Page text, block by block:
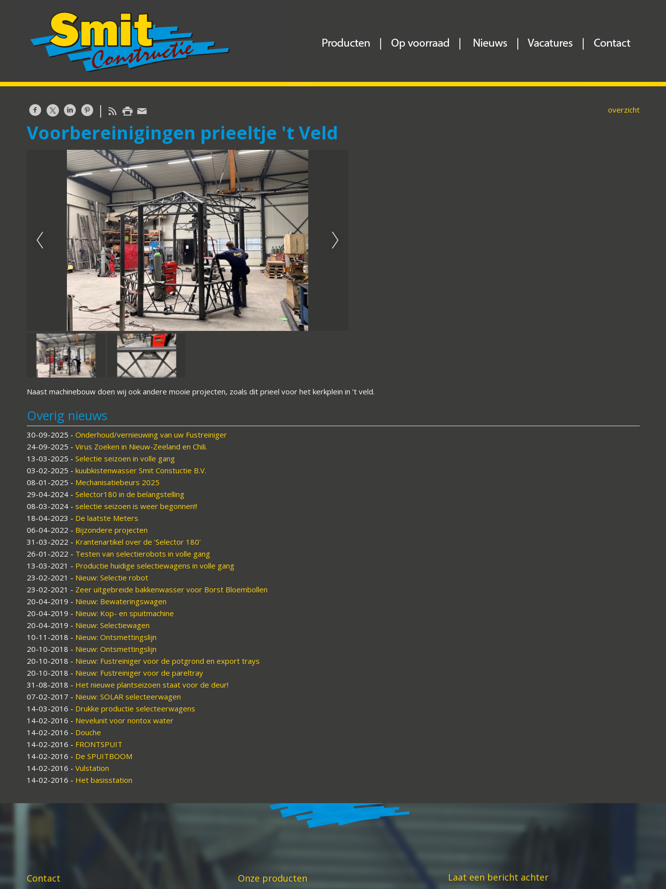
overzicht
Voorbereinigingen prieeltje 't Veld
Naast machinebouw doen wij ook andere mooie projecten, zoals dit prieel voor het kerkplein in ’t veld.
Overig nieuws
30-09-2025 - Onderhoud/vernieuwing van uw Fustreiniger
24-09-2025 - Virus Zoeken in Nieuw-Zeeland en Chili.
13-03-2025 - Selectie seizoen in volle gang
03-02-2025 - kuubkistenwasser Smit Constuctie B.V.
08-01-2025 - Mechanisatiebeurs 2025
29-04-2024- Selector180 in de belangstelling
08-03-2024- selectie seizoen is weer begonnen!!
18-04-2023 - De laatste Meters
06-04-2022 - Bijzondere projecten
31-03-2022 - Krantenartikel over de 'Selector 180'
26-01-2022 - Testen van selectierobots in volle gang
13-03-2021 - Productie huidige selectiewagens in volle gang
23-02-2021 - Nieuw: Selectie robot
23-02-2021 - Zeer uitgebreide bakkenwasser voor Borst Bloembollen
20-04-2019 - Nieuw: Bewateringswagen
20-04-2019 - Nieuw: Kop- en spuitmachine
20-04-2019 - Nieuw: Selectiewagen
10-11-2018 - Nieuw: Ontsmettingslijn
20-10-2018 - Nieuw: Ontsmettingslijn
20-10-2018 - Nieuw: Fustreiniger voor de potgrond en export trays
20-10-2018 - Nieuw: Fustreiniger voor de pareltray
31-08-2018 - Het nieuwe plantseizoen staat voor de deur!
07-02-2017 - Nieuw: SOLAR selecteerwagen
14-03-2016 - Drukke productie selecteerwagens
14-02-2016 - Nevelunit voor nontox water
14-02-2016 - Douche
14-02-2016 - FRONTSPUIT
14-02-2016 - De SPUITBOOM
14-02-2016 - Vulstation
14-02-2016 - Het basisstation
Contact Onze producten Laat een bericht achter